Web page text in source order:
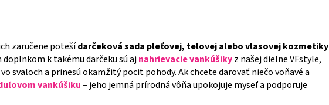
zaručene potešídarčeková sada pleťovej, telovej alebo vlasovej kozmetiky
doplnkom k takému darčeku sú ajnahrievacie vankúšikyz našej dielne VFstyle,
svaloch a prinesú okamžitý pocit pohody. Ak chcete darovať niečo voňavé a
vankúšiku– jeho jemná prírodná vôňa upokojuje myseľ a podporuje